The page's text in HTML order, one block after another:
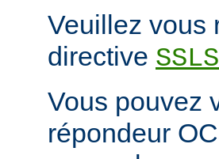
Veuillez vous
directive
Vous pouvez
répondeur